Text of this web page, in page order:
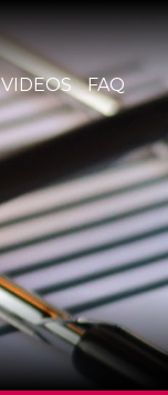
VIDEOS FAQ